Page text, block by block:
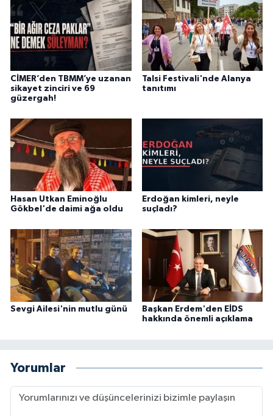
CİMER’den TBMM’ye uzanan
sikayet zinciri ve 69
güzergah!
Talsi Festivali'nde Alanya
tanıtımı
Hasan Utkan Eminoğlu
Gökbel'de daimi ağa oldu
Erdoğan kimleri, neyle
suçladı?
Sevgi Ailesi'nin mutlu günü
Başkan Erdem'den EİDS
hakkında önemli açıklama
Yorumlar